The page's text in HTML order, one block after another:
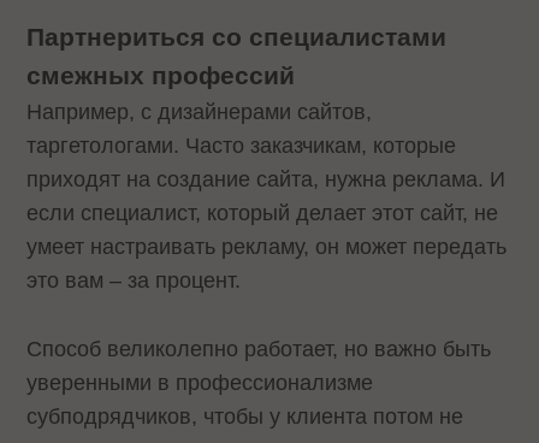
Партнериться со специалистами
смежных профессий
Например, с дизайнерами сайтов,
таргетологами. Часто заказчикам, которые
приходят на создание сайта, нужна реклама. И
если специалист, который делает этот сайт, не
умеет настраивать рекламу, он может передать
это вам – за процент.
Способ великолепно работает, но важно быть
уверенными в профессионализме
субподрядчиков, чтобы у клиента потом не